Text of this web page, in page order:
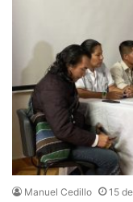
Manuel Cedillo 15